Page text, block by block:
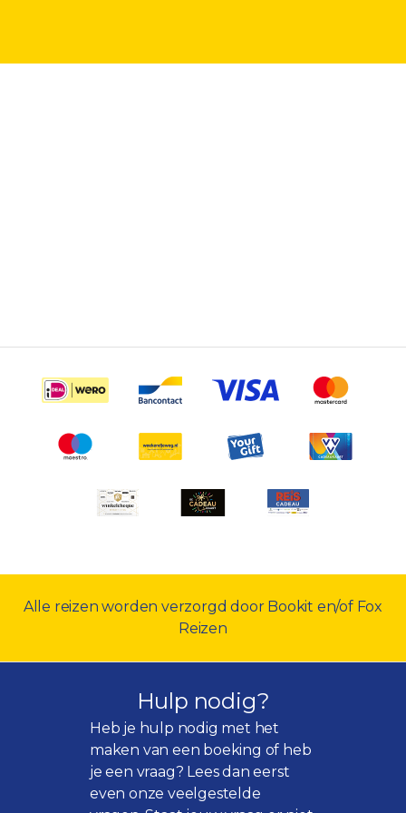
Alle reizen worden verzorgd door Bookit en/of Fox
Reizen
Hulp nodig?
Heb je hulp nodig met het
maken van een boeking of heb
je een vraag? Lees dan eerst
even onzeveelgestelde